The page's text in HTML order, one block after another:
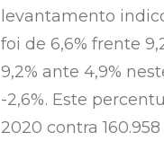
levantamento
foi de 6,6% frente
9,2% ante 4,9%
-2,6%. Este
2020 contra